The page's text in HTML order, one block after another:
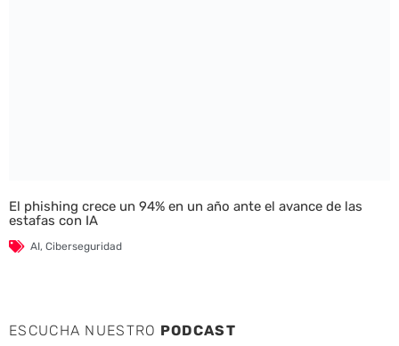
El phishing crece un 94% en un año ante el avance de las
estafas con IA
AI, Ciberseguridad
ESCUCHA NUESTRO PODCAST